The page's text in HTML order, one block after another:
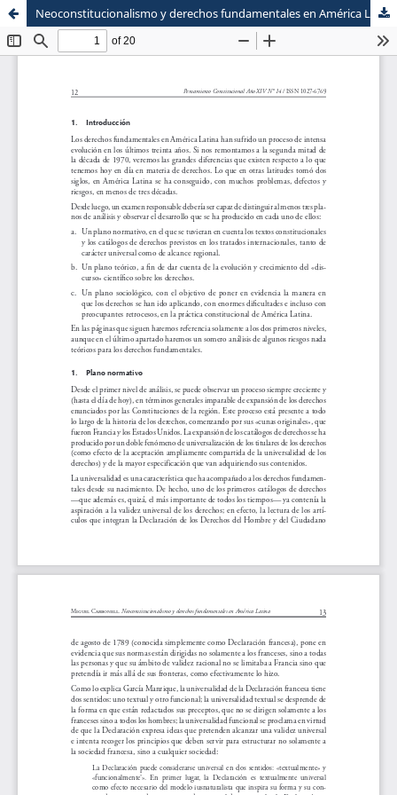
Sistema de
Bibliotecas
Escuela de Postgrado
Maestria en Derecho Constitucional
Neoconstitucionalismo y derechos fundamentales en América Latina